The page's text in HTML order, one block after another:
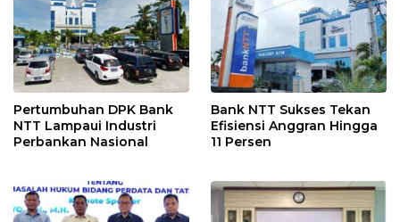
Pertumbuhan DPK Bank
NTT Lampaui Industri
Perbankan Nasional
Bank NTT Sukses Tekan
Efisiensi Anggran Hingga
11 Persen